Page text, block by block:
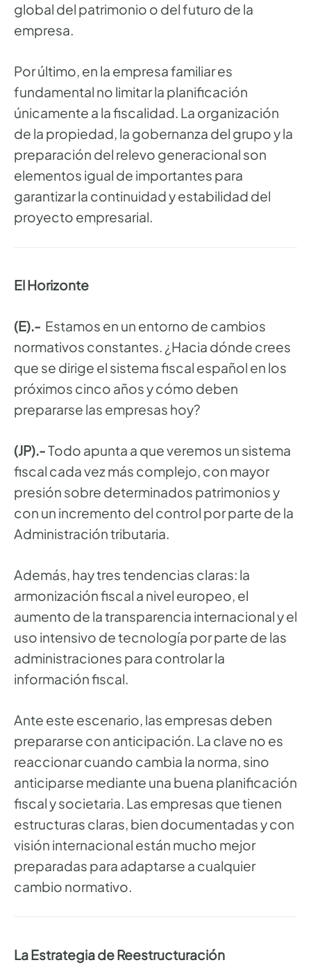
global del patrimonio o del futuro de la
empresa.
Por último, en la empresa familiar es
fundamental no limitar la planificación
únicamente a la fiscalidad. La organización
de la propiedad, la gobernanza del grupo y la
preparación del relevo generacional son
elementos igual de importantes para
garantizar la continuidad y estabilidad del
proyecto empresarial.
El Horizonte
(E).- Estamos en un entorno de cambios
normativos constantes. ¿Hacia dónde crees
que se dirige el sistema fiscal español en los
próximos cinco años y cómo deben
prepararse las empresas hoy?
(JP).-Todo apunta a que veremos un sistema
fiscal cada vez más complejo, con mayor
presión sobre determinados patrimonios y
con un incremento del control por parte de la
Administración tributaria.
Además, hay tres tendencias claras: la
armonización fiscal a nivel europeo, el
aumento de la transparencia internacional y el
uso intensivo de tecnología por parte de las
administraciones para controlar la
información fiscal.
Ante este escenario, las empresas deben
prepararse con anticipación. La clave no es
reaccionar cuando cambia la norma, sino
anticiparse mediante una buena planificación
fiscal y societaria. Las empresas que tienen
estructuras claras, bien documentadas y con
visión internacional están mucho mejor
preparadas para adaptarse a cualquier
cambio normativo.
La Estrategia de Reestructuración